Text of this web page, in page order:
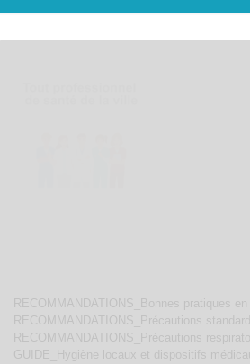
RECOMMANDATIONS_Bonnes pratiques en
RECOMMANDATIONS_Précautions standard
RECOMMANDATIONS_Précautions
GUIDE_Hygiène locaux et dispositifs